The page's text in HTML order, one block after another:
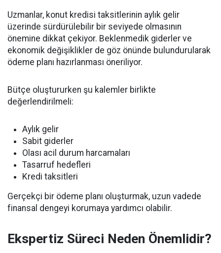
Uzmanlar, konut kredisi taksitlerinin aylık gelir
üzerinde sürdürülebilir bir seviyede olmasının
önemine dikkat çekiyor. Beklenmedik giderler ve
ekonomik değişiklikler de göz önünde bulundurularak
ödeme planı hazırlanması öneriliyor.
Bütçe oluştururken şu kalemler birlikte
değerlendirilmeli:
Aylık gelir
Sabit giderler
Olası acil durum harcamaları
Tasarruf hedefleri
Kredi taksitleri
Gerçekçi bir ödeme planı oluşturmak, uzun vadede
finansal dengeyi korumaya yardımcı olabilir.
Ekspertiz Süreci Neden Önemlidir?